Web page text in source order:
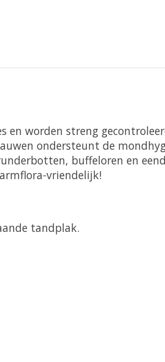
worden streng
ondersteunt de
buffeloren en
vriendelijk!
tandplak.